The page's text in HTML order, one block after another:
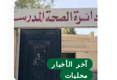
آخر الأخبار
محليات